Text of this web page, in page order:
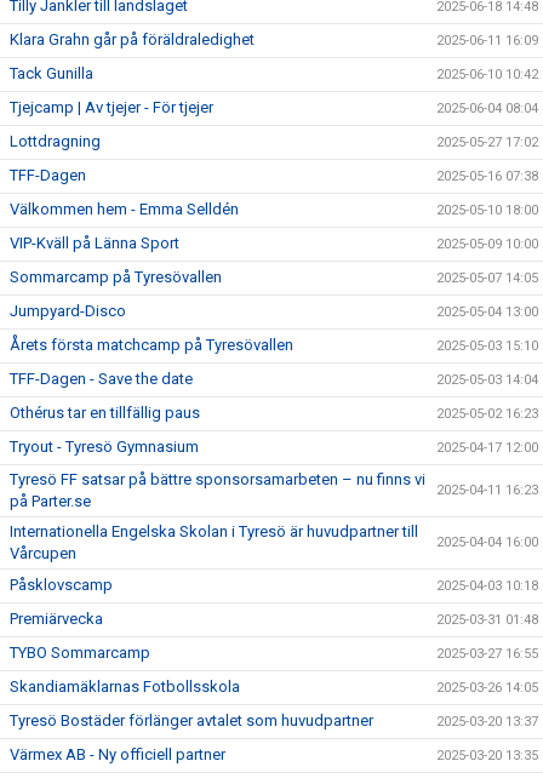
Tilly Jankler till landslaget 2025-06-18 14:48
Klara Grahn går på föräldraledighet 2025-06-11 16:09
Tack Gunilla 2025-06-10 10:42
Tjejcamp | Av tjejer - För tjejer 2025-06-04 08:04
Lottdragning 2025-05-27 17:02
TFF-Dagen 2025-05-16 07:38
Välkommen hem - Emma Selldén 2025-05-10 18:00
VIP-Kväll på Länna Sport 2025-05-09 10:00
Sommarcamp på Tyresövallen 2025-05-07 14:05
Jumpyard-Disco 2025-05-04 13:00
Årets första matchcamp på Tyresövallen 2025-05-03 15:10
TFF-Dagen - Save the date 2025-05-03 14:04
Othérus tar en tillfällig paus 2025-05-02 16:23
Tryout - Tyresö Gymnasium 2025-04-17 12:00
Tyresö FF satsar på bättre sponsorsamarbeten – nu finns vi
på Parter.se
2025-04-11 16:23
Internationella Engelska Skolan i Tyresö är huvudpartner till
Vårcupen
2025-04-04 16:00
Påsklovscamp 2025-04-03 10:18
Premiärvecka 2025-03-31 01:48
TYBO Sommarcamp 2025-03-27 16:55
Skandiamäklarnas Fotbollsskola 2025-03-26 14:05
Tyresö Bostäder förlänger avtalet som huvudpartner 2025-03-20 13:37
Värmex AB - Ny officiell partner 2025-03-20 13:35